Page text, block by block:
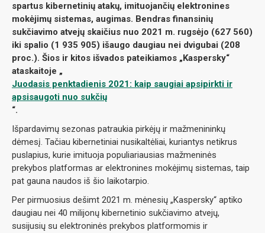
spartus kibernetinių atakų, imituojančių elektronines
mokėjimų sistemas, augimas. Bendras finansinių
sukčiavimo atvejų skaičius nuo 2021 m. rugsėjo (627 560)
iki spalio (1 935 905) išaugo daugiau nei dvigubai (208
proc.). Šios ir kitos išvados pateikiamos „Kaspersky“
ataskaitoje „
Juodasis penktadienis 2021: kaip saugiai apsipirkti ir
apsisaugoti nuo sukčių
“.
Išpardavimų sezonas patraukia pirkėjų ir mažmenininkų
dėmesį. Tačiau kibernetiniai nusikaltėliai, kuriantys netikrus
puslapius, kurie imituoja populiariausias mažmeninės
prekybos platformas ar elektronines mokėjimų sistemas, taip
pat gauna naudos iš šio laikotarpio.
Per pirmuosius dešimt 2021 m. mėnesių „Kaspersky“ aptiko
daugiau nei 40 milijonų kibernetinio sukčiavimo atvejų,
susijusių su elektroninės prekybos platformomis ir